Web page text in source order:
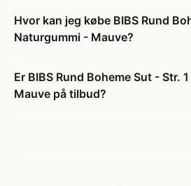
Hvor kan jeg købe BIBS Rund
Naturgummi - Mauve?
Er BIBS Rund Boheme Sut - Str.
Mauve på tilbud?